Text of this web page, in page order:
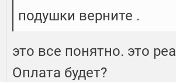
подушки верните .
это все понятно. это
Оплата будет?